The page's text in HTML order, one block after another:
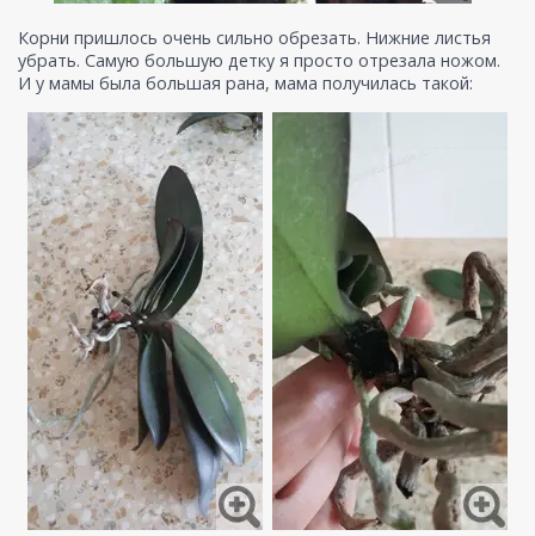
Корни пришлось очень сильно обрезать. Нижние листья
убрать. Самую большую детку я просто отрезала ножом.
И у мамы была большая рана, мама получилась такой: